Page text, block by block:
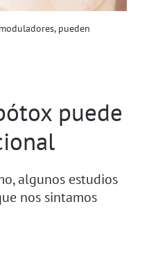
pueden
puede
algunos estudios
nos sintamos